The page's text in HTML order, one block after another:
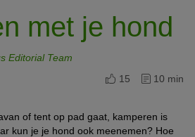
met je hond
Editorial Team
15
10 min
of tent op pad gaat, kamperen is
kun je je hond ook meenemen? Hoe